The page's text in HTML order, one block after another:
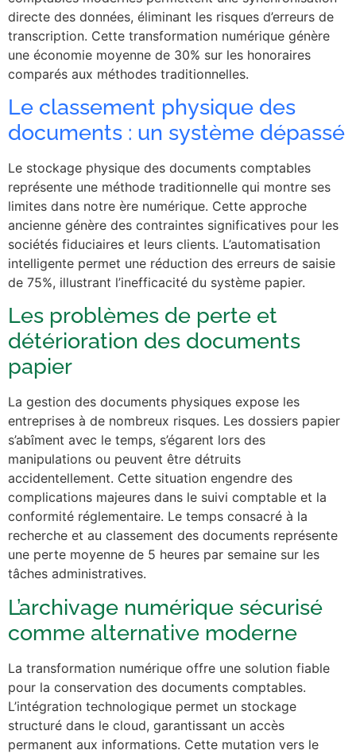
directe des données, éliminant les risques d’erreurs de
transcription. Cette transformation numérique génère
une économie moyenne de 30% sur les honoraires
comparés aux méthodes traditionnelles.
Le classement physique des
documents : un système dépassé
Le stockage physique des documents comptables
représente une méthode traditionnelle qui montre ses
limites dans notre ère numérique. Cette approche
ancienne génère des contraintes significatives pour les
sociétés fiduciaires et leurs clients. L’automatisation
intelligente permet une réduction des erreurs de saisie
de 75%, illustrant l’inefficacité du système papier.
Les problèmes de perte et
détérioration des documents
papier
La gestion des documents physiques expose les
entreprises à de nombreux risques. Les dossiers papier
s’abîment avec le temps, s’égarent lors des
manipulations ou peuvent être détruits
accidentellement. Cette situation engendre des
complications majeures dans le suivi comptable et la
conformité réglementaire. Le temps consacré à la
recherche et au classement des documents représente
une perte moyenne de 5 heures par semaine sur les
tâches administratives.
L’archivage numérique sécurisé
comme alternative moderne
La transformation numérique offre une solution fiable
pour la conservation des documents comptables.
L’intégration technologique permet un stockage
structuré dans le cloud, garantissant un accès
permanent aux informations. Cette mutation vers le